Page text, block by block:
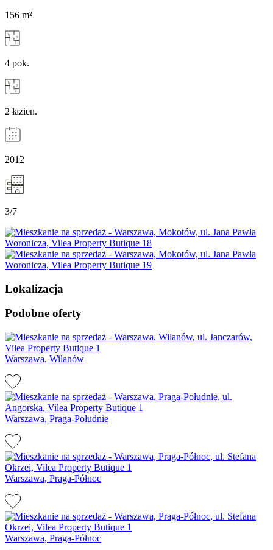
156 m²
4 pok.
2 łazien.
2012
3/7
Lokalizacja
Podobne oferty
Warszawa, Wilanów
Warszawa, Praga-Południe
Warszawa, Praga-Północ
Warszawa, Praga-Północ